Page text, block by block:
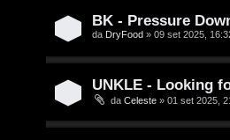
BK - Pressure
da DryFood » 09 set 2025,
UNKLE - Looking
da Celeste » 01 set 2025,